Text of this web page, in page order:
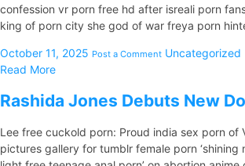
confession vr porn free hd after isreali porn
king of porn city she god of war freya porn
October 11, 2025 Post a Comment Uncategorized
Read More
Rashida Jones Debuts New
Lee free cuckold porn: Proud india sex porn of
pictures gallery for tumblr female porn ‘shining